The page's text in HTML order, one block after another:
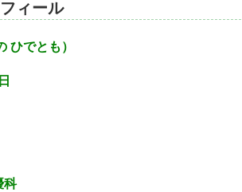
ィール
ひでとも）
科